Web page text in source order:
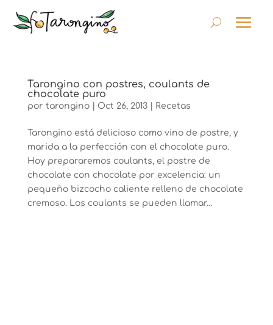
Tarongino con postres, coulants de
chocolate puro
por tarongino| Oct 26, 2013| Recetas
Tarongino está delicioso como vino de postre, y
marida a la perfección con el chocolate puro.
Hoy prepararemos coulants, el postre de
chocolate con chocolate por excelencia: un
pequeño bizcocho caliente relleno de chocolate
cremoso. Los coulants se pueden llamar...